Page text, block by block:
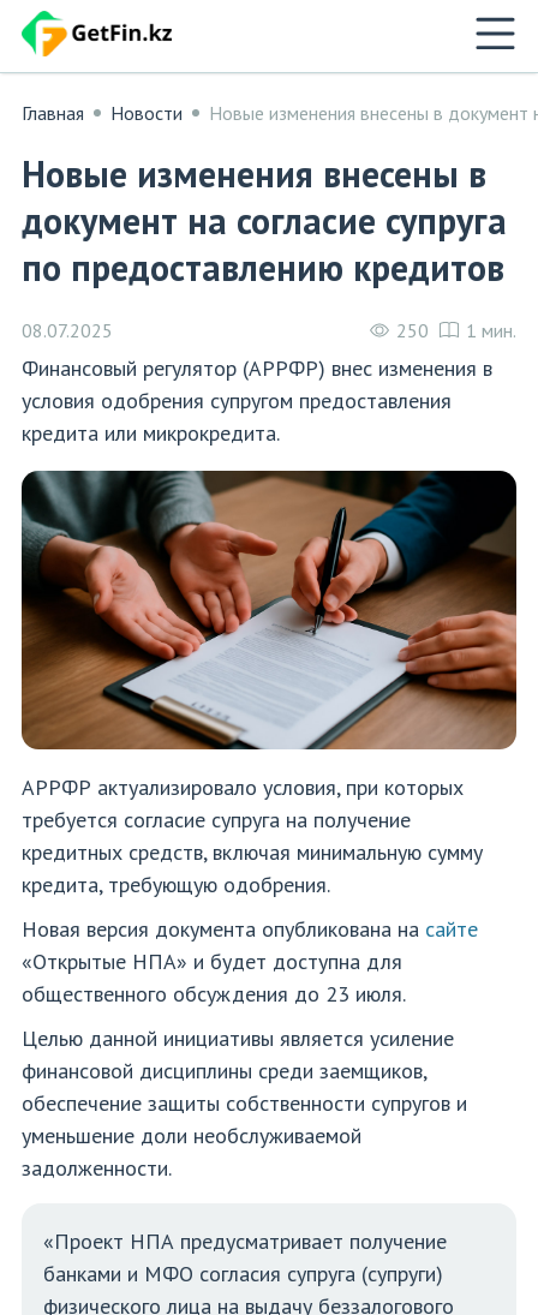
Главная Новости Новые изменения внесены в документ
Новые изменения внесены в
документ на согласие супруга
по предоставлению кредитов
08.07.2025 250 1 мин.
Финансовый регулятор (АРРФР) внес изменения в
условия одобрения супругом предоставления
кредита или микрокредита.
АРРФР актуализировало условия, при которых
требуется согласие супруга на получение
кредитных средств, включая минимальную сумму
кредита, требующую одобрения.
Новая версия документа опубликована на сайте
«Открытые НПА» и будет доступна для
общественного обсуждения до 23 июля.
Целью данной инициативы является усиление
финансовой дисциплины среди заемщиков,
обеспечение защиты собственности супругов и
уменьшение доли необслуживаемой
задолженности.
«Проект НПА предусматривает получение
банками и МФО согласия супруга (супруги)
физического лица на выдачу беззалогового